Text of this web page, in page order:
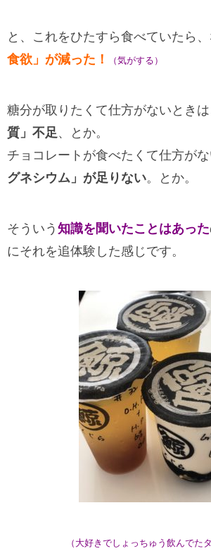
と、これをひたすら食べていたら
食欲」が減った！
（気がする）
糖分が取りたくて仕方がないときは
質」不足 、とか。
チョコレートが食べたくて仕方がな
グネシウム」が足りない。とか。
そういう 知識を聞いたことはあった
にそれを追体験した感じです。
（大好きでしょっちゅう飲んでた